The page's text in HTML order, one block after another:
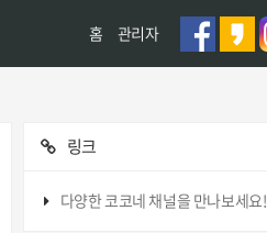
홈 관리자
링크
다양한 코코네 채널을 만나보세요!